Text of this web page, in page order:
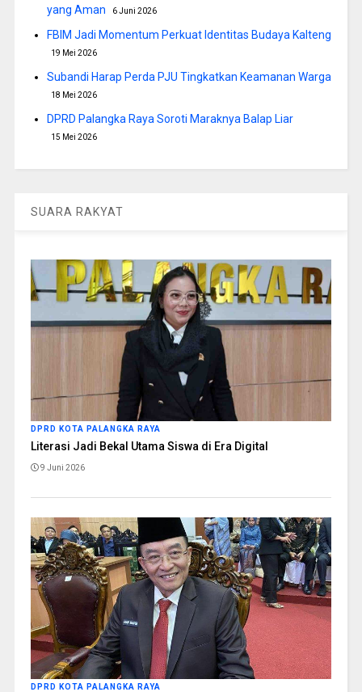
yang Aman 6 Juni 2026
FBIM Jadi Momentum Perkuat Identitas Budaya Kalteng
19 Mei 2026
Subandi Harap Perda PJU Tingkatkan Keamanan Warga
18 Mei 2026
DPRD Palangka Raya Soroti Maraknya Balap Liar
15 Mei 2026
SUARA RAKYAT
DPRD KOTA PALANGKA RAYA
Literasi Jadi Bekal Utama Siswa di Era Digital
9 Juni 2026
DPRD KOTA PALANGKA RAYA